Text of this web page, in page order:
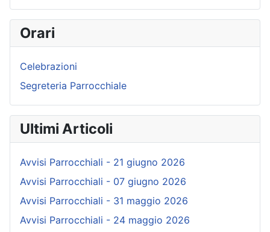
Orari
Celebrazioni
Segreteria Parrocchiale
Ultimi Articoli
Avvisi Parrocchiali - 21 giugno 2026
Avvisi Parrocchiali - 07 giugno 2026
Avvisi Parrocchiali - 31 maggio 2026
Avvisi Parrocchiali - 24 maggio 2026